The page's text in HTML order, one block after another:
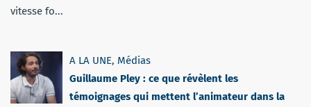
vitesse fo...
A LA UNE, Médias
Guillaume Pley : ce que révèlent les
témoignages qui mettent l’animateur dans la